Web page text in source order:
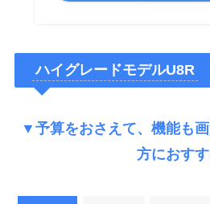
ハイグレードモデルU8R
▼予算をおさえて、機能も
方におす